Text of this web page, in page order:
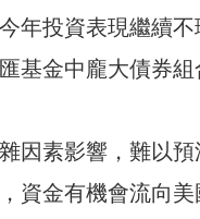
年投資表現繼續
基金中龐大債券
因素影響，難以
資金有機會流向